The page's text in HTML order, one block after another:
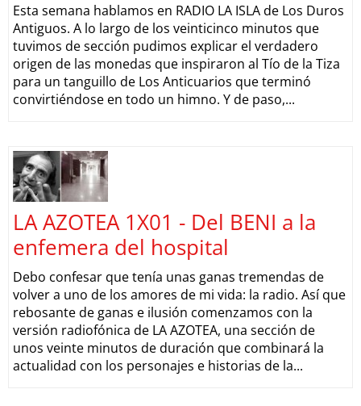
Esta semana hablamos en RADIO LA ISLA de Los Duros
Antiguos. A lo largo de los veinticinco minutos que
tuvimos de sección pudimos explicar el verdadero
origen de las monedas que inspiraron al Tío de la Tiza
para un tanguillo de Los Anticuarios que terminó
convirtiéndose en todo un himno. Y de paso,...
LA AZOTEA 1X01 - Del BENI a la
enfemera del hospital
Debo confesar que tenía unas ganas tremendas de
volver a uno de los amores de mi vida: la radio. Así que
rebosante de ganas e ilusión comenzamos con la
versión radiofónica de LA AZOTEA, una sección de
unos veinte minutos de duración que combinará la
actualidad con los personajes e historias de la...